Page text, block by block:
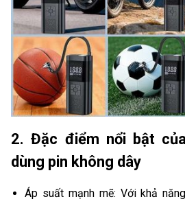
2. Đặc điểm nổi bật
dùng pin không dây
Áp suất mạnh mẽ: Với khả